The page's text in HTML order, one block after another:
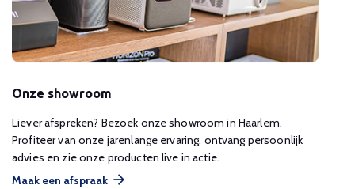
Onze showroom
Liever afspreken? Bezoek onze showroom in Haarlem.
Profiteer van onze jarenlange ervaring, ontvang persoonlijk
advies en zie onze producten live in actie.
Maak een afspraak